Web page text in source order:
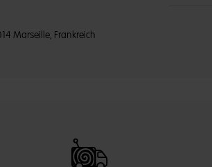
Marseille, Frankreich